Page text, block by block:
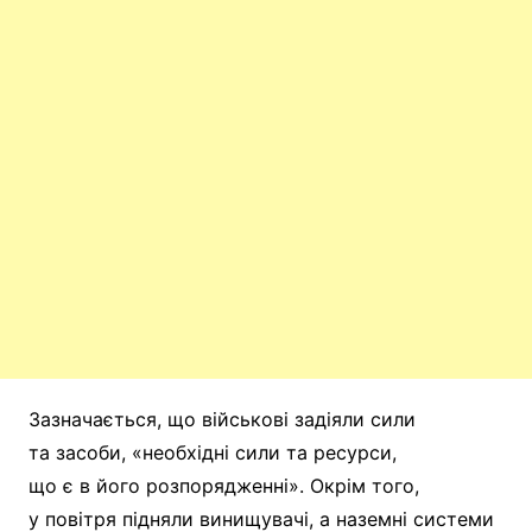
Зазначається, що військові задіяли сили
та засоби, «необхідні сили та ресурси,
що є в його розпорядженні». Окрім того,
у повітря підняли винищувачі, а наземні системи